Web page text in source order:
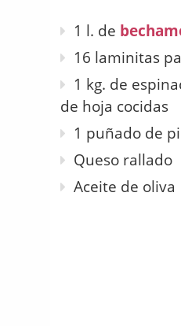
1 l. de
16 laminitas
1 kg. de
de hoja cocidas
1 puñado de
Queso rallado
Aceite de oliva